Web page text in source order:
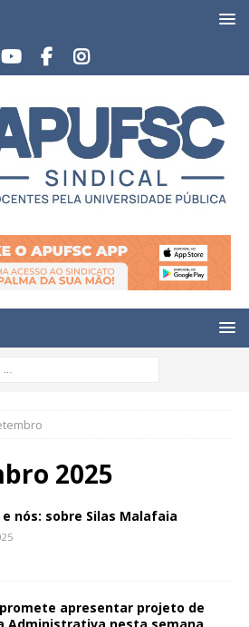
2025
nós: sobre Silas Malafaia
apresentar projeto de